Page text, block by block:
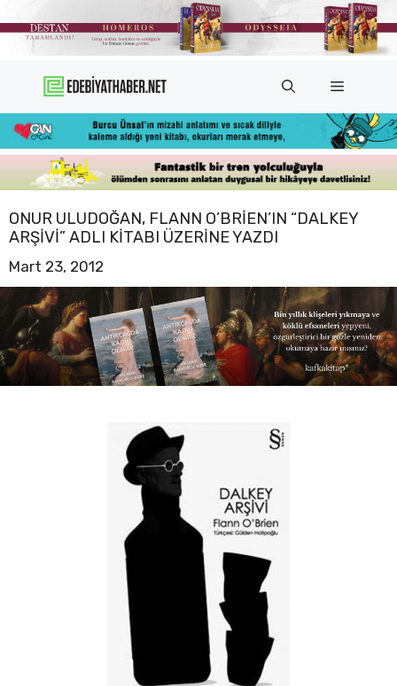
atla
Menü
ONUR ULUDOĞAN, FLANN O’BRIEN’IN “DALKEY
ARŞIVI” ADLI KITABI ÜZERINE YAZDI
Mart 23, 2012